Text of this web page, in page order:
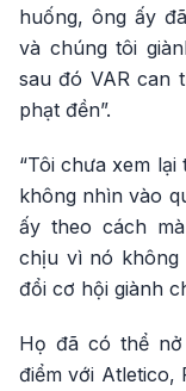
huống, ông ấy
và chúng tôi
sau đó VAR can
phạt đền”.
“Tôi chưa xem
không nhìn vào
ấy theo cách
chịu vì nó không
đổi cơ hội giành
Họ đã có thể
điểm với Atletico,